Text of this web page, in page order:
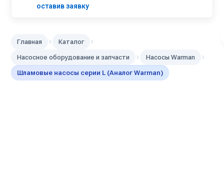
оставив заявку
Главная › Каталог ›
Насосное оборудование и запчасти › Насосы Warman ›
Шламовые насосы серии L (Аналог Warman)